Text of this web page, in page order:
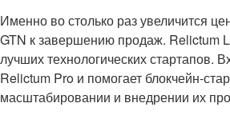
Именно во столько раз увеличится
GTN к завершению продаж. Relictum
лучших технологических стартапов.
Relictum Pro и помогает блокчейн-
масштабировании и внедрении их